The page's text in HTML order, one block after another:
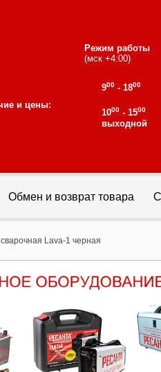
и цены:
Режим работы
(мск +4:00)
900 - 1800
1000 - 1500
выходной
Обмен и возврат товара
Lava-1 черная